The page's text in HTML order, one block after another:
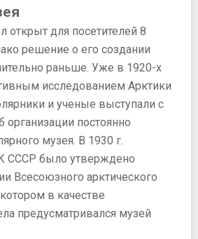
открыт для посетителей 8
решение о его создании
раньше. Уже в 1920-х
исследованием Арктики
и ученые выступали с
постоянно
музея. В 1930 г.
СССР было утверждено
Всесоюзного арктического
в качестве
предусматривался музей